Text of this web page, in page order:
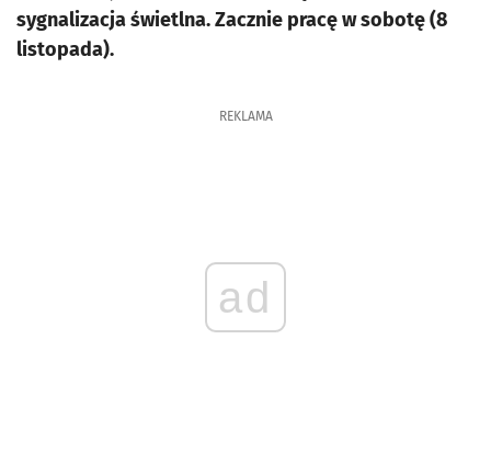
sygnalizacja świetlna. Zacznie pracę w sobotę (8
listopada).
REKLAMA
ad